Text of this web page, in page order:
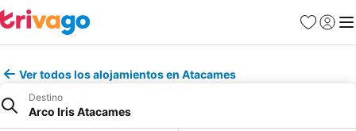
Favoritos
Iniciar
Ver todos los alojamientos en Atacames
Destino
Arco Iris Atacames